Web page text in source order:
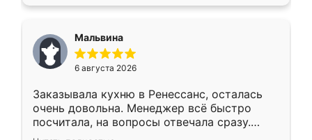
Мальвина
6 августа 2026
Заказывала кухню в Ренессанс, осталась
очень довольна. Менеджер всё быстро
посчитала, на вопросы отвечала сразу.
Замерщик приехал в субботу, подошёл к